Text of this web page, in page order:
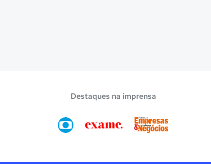
Destaques na imprensa